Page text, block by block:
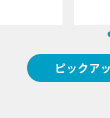
ピックア